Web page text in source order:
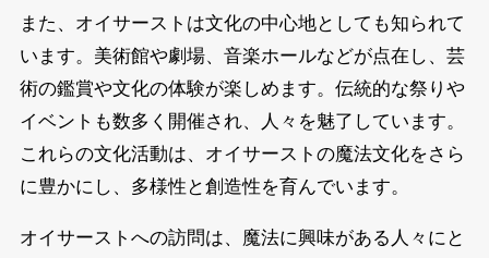
また、オイサーストは文化の中心地としても知られて
います。美術館や劇場、音楽ホールなどが点在し、芸
術の鑑賞や文化の体験が楽しめます。伝統的な祭りや
イベントも数多く開催され、人々を魅了しています。
これらの文化活動は、オイサーストの魔法文化をさら
に豊かにし、多様性と創造性を育んでいます。
オイサーストへの訪問は、魔法に興味がある人々にと